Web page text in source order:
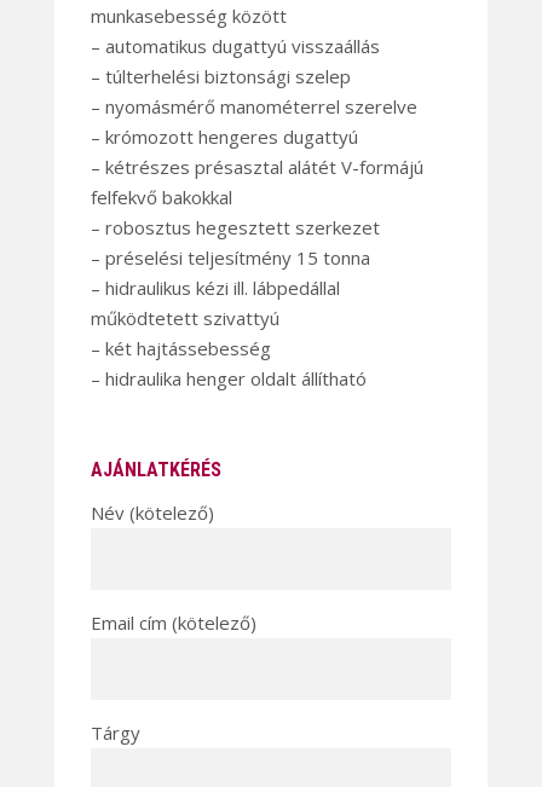
munkasebesség között
– automatikus dugattyú visszaállás
– túlterhelési biztonsági szelep
– nyomásmérő manométerrel szerelve
– krómozott hengeres dugattyú
– kétrészes présasztal alátét V-formájú
felfekvő bakokkal
– robosztus hegesztett szerkezet
– préselési teljesítmény 15 tonna
– hidraulikus kézi ill. lábpedállal
működtetett szivattyú
– két hajtássebesség
– hidraulika henger oldalt állítható
AJÁNLATKÉRÉS
Név (kötelező)
Email cím (kötelező)
Tárgy